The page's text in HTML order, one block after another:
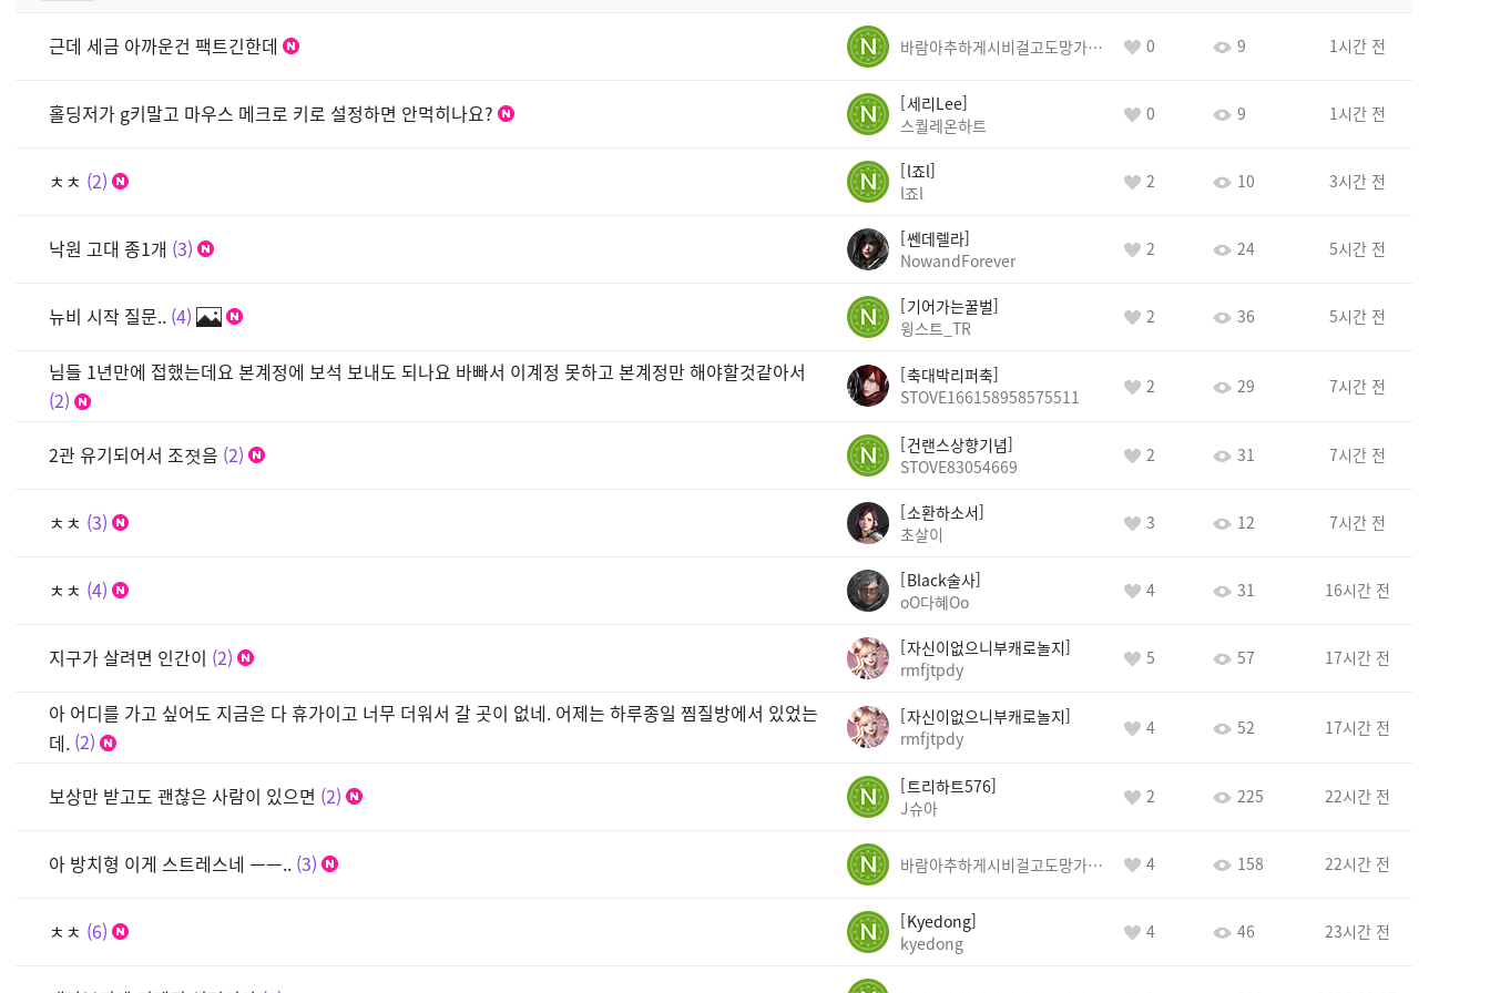
근데 세금 아까운건 팩트긴한데 바람아추하게시비걸고도망가냐당당하게글써 0 9 1시간 전
홀딩저가 g키말고 마우스 메크로 키로 설정하면 안먹히나요?
세리Lee
스퀄레온하트
0 9 1시간 전
ㅊㅊ 2
l죠l
l죠l
2 10 3시간 전
낙원 고대 종1개 3
쎈데렐라
NowandForever
2 24 5시간 전
뉴비 시작 질문.. 4
기어가는꿀벌
윙스트_TR
2 36 5시간 전
님들 1년만에 접했는데요 본계정에 보석 보내도 되나요 바빠서 이계정 못하고 본계정만 해야할것같아서
2
축대박리퍼축
STOVE166158958575511
2 29 7시간 전
2관 유기되어서 조졋음 2
건랜스상향기념
STOVE83054669
2 31 7시간 전
ㅊㅊ 3
소환하소서
초살이
3 12 7시간 전
ㅊㅊ 4
Black술사
oO다혜Oo
4 31 16시간 전
지구가 살려면 인간이 2
자신이없으니부캐로놀지
rmfjtpdy
5 57 17시간 전
아 어디를 가고 싶어도 지금은 다 휴가이고 너무 더워서 갈 곳이 없네. 어제는 하루종일 찜질방에서 있었는
데. 2
자신이없으니부캐로놀지
rmfjtpdy
4 52 17시간 전
보상만 받고도 괜찮은 사람이 있으면 2
트리하트576
J슈아
2 225 22시간 전
아 방치형 이게 스트레스네 ㅡㅡ.. 3 바람아추하게시비걸고도망가냐당당하게글써 4 158 22시간 전
ㅊㅊ 6
Kyedong
kyedong
4 46 23시간 전